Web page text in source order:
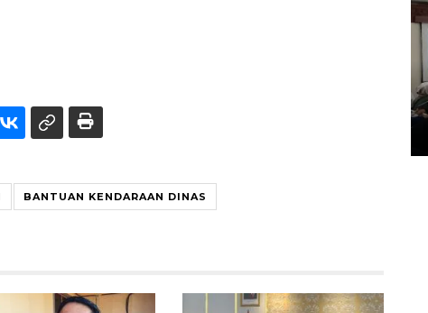
BANTUAN KENDARAAN DINAS